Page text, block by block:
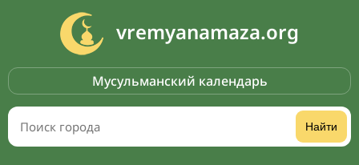
vremyanamaza.org
Мусульманский календарь
Найти